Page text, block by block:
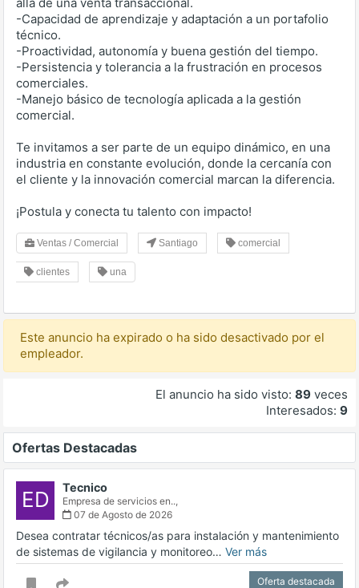
-Capacidad de aprendizaje y adaptación a un portafolio
técnico.
-Proactividad, autonomía y buena gestión del tiempo.
-Persistencia y tolerancia a la frustración en procesos
comerciales.
-Manejo básico de tecnología aplicada a la gestión
comercial.
Te invitamos a ser parte de un equipo dinámico, en una
industria en constante evolución, donde la cercanía con
el cliente y la innovación comercial marcan la diferencia.
¡Postula y conecta tu talento con impacto!
Ventas / Comercial Santiago comercial
clientes una
Este anuncio ha expirado o ha sido desactivado por el
empleador.
El anuncio ha sido visto: 89 veces
Interesados: 9
Ofertas Destacadas
ED Tecnico
Empresa de servicios en..,
07 de Agosto de 2026
Desea contratar técnicos/as para instalación y mantenimiento
de sistemas de vigilancia y monitoreo… Ver más
Oferta destacada